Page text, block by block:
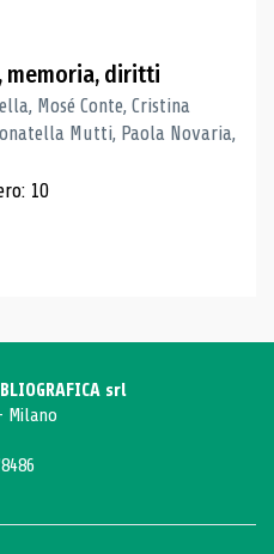
memoria, diritti
Mosé Conte, Cristina
Mutti, Paola Novaria,
10
srl
Milano